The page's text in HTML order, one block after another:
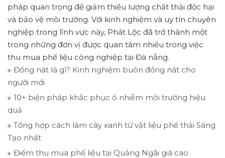
pháp quan trọng để giảm thiểu lượng chất thải độc hại
và bảo vệ môi trường. Với kinh nghiệm và uy tín chuyên
nghiệp trong lĩnh vực này, Phát Lộc đã trở thành một
trong những đơn vị được quan tâm nhiều trong việc
thu mua phế liệu công nghiệp tại Đà nẵng.
Đồng nát là gì? Kinh nghiệm buôn đồng nát cho
người mới
10+ biện pháp khắc phục ô nhiễm môi trường hiệu
quả
Tổng hợp cách làm cây xanh từ vật liệu phế thải Sáng
Tạo nhất
Điểm thu mua phế liệu tại Quảng Ngãi giá cao